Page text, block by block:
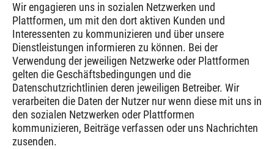
Wir engagieren uns in sozialen Netzwerken und
Plattformen, um mit den dort aktiven Kunden und
Interessenten zu kommunizieren und über unsere
Dienstleistungen informieren zu können. Bei der
Verwendung der jeweiligen Netzwerke oder Plattformen
gelten die Geschäftsbedingungen und die
Datenschutzrichtlinien deren jeweiligen Betreiber. Wir
verarbeiten die Daten der Nutzer nur wenn diese mit uns in
den sozialen Netzwerken oder Plattformen
kommunizieren, Beiträge verfassen oder uns Nachrichten
zusenden.